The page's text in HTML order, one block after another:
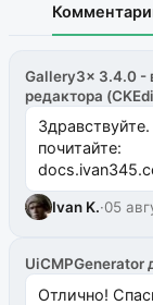
Gallery3x 3.4.0 -
редактора
почитайте:
ms2galleryphp
Ivan K.·05
UiCMPGenerator
Отлично!